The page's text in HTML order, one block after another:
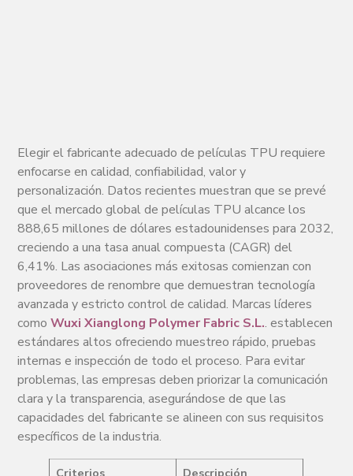
Elegir el fabricante adecuado de películas TPU requiere
enfocarse en calidad, confiabilidad, valor y
personalización. Datos recientes muestran que se prevé
que el mercado global de películas TPU alcance los
888,65 millones de dólares estadounidenses para 2032,
creciendo a una tasa anual compuesta (CAGR) del
6,41%. Las asociaciones más exitosas comienzan con
proveedores de renombre que demuestran tecnología
avanzada y estricto control de calidad. Marcas líderes
como Wuxi Xianglong Polymer Fabric S.L.. establecen
estándares altos ofreciendo muestreo rápido, pruebas
internas e inspección de todo el proceso. Para evitar
problemas, las empresas deben priorizar la comunicación
clara y la transparencia, asegurándose de que las
capacidades del fabricante se alineen con sus requisitos
específicos de la industria.
Criterios
Descripción